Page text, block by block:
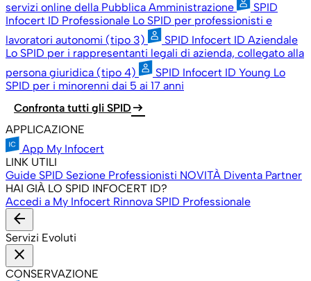
servizi online della Pubblica Amministrazione
SPID
Infocert ID Professionale Lo SPID per professionisti e
lavoratori autonomi (tipo 3)
SPID Infocert ID Aziendale
Lo SPID per i rappresentanti legali di azienda, collegato alla
persona giuridica (tipo 4)
SPID Infocert ID Young Lo
SPID per i minorenni dai 5 ai 17 anni
Confronta tutti gli SPID arrow_right_alt
APPLICAZIONE
App My Infocert
LINK UTILI
Guide SPID Sezione Professionisti NOVITÀ Diventa Partner
HAI GIÀ LO SPID INFOCERT ID?
Accedi a My Infocert Rinnova SPID Professionale
arrow_back
Servizi Evoluti
close
CONSERVAZIONE